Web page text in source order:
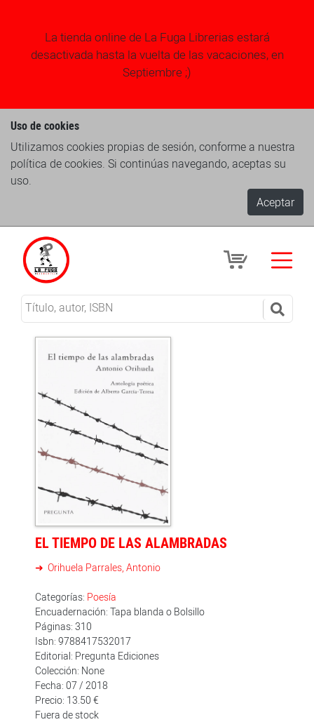
La tienda online de La Fuga Librerias estará
desactivada hasta la vuelta de las vacaciones, en
Septiembre ;)
Uso de cookies
Utilizamos cookies propias de sesión, conforme a nuestra
política de cookies. Si continúas navegando, aceptas su
uso.
Aceptar
EL TIEMPO DE LAS ALAMBRADAS
Orihuela Parrales, Antonio
Categorías: Poesía
Encuadernación: Tapa blanda o Bolsillo
Páginas: 310
Isbn: 9788417532017
Editorial: Pregunta Ediciones
Colección: None
Fecha: 07 / 2018
Precio: 13.50 €
Fuera de stock